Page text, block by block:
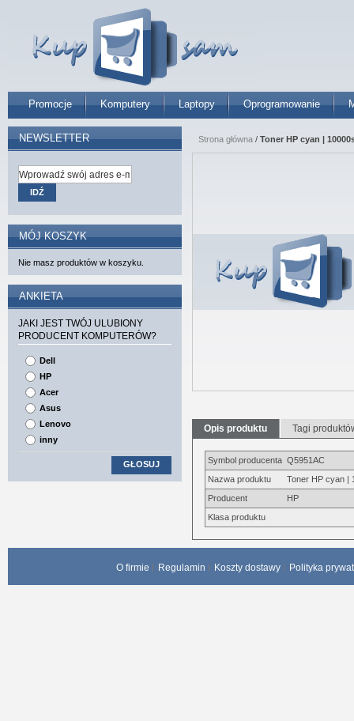
Promocje Komputery Laptopy Oprogramowanie
Strona główna / Toner HP cyan |
Opis produktu Tagi
Symbol producenta Q5951AC
Nazwa produktu
Toner HP cyan |
Producent
HP
Klasa produktu
NEWSLETTER
IDŹ
MÓJ KOSZYK
Nie masz produktów w koszyku.
ANKIETA
JAKI JEST TWÓJ ULUBIONY
PRODUCENT KOMPUTERÓW?
Dell
HP
Acer
Asus
Lenovo
inny
GŁOSUJ
O firmie Regulamin Koszty dostawy Polityka